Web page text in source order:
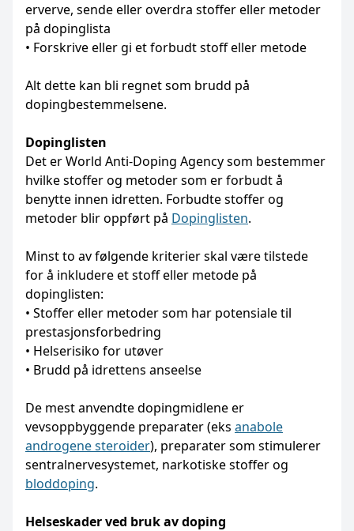
erverve, sende eller overdra stoffer eller metoder
på dopinglista
• Forskrive eller gi et forbudt stoff eller metode
Alt dette kan bli regnet som brudd på
dopingbestemmelsene.
Dopinglisten
Det er World Anti-Doping Agency som bestemmer
hvilke stoffer og metoder som er forbudt å
benytte innen idretten. Forbudte stoffer og
metoder blir oppført på Dopinglisten.
Minst to av følgende kriterier skal være tilstede
for å inkludere et stoff eller metode på
dopinglisten:
• Stoffer eller metoder som har potensiale til
prestasjonsforbedring
• Helserisiko for utøver
• Brudd på idrettens anseelse
De mest anvendte dopingmidlene er
vevsoppbyggende preparater (eks anabole
androgene steroider), preparater som stimulerer
sentralnervesystemet, narkotiske stoffer og
bloddoping.
Helseskader ved bruk av doping